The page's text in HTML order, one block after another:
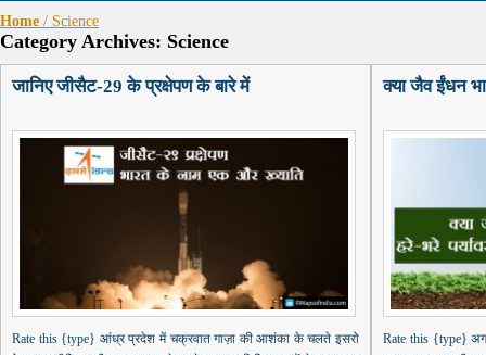
Home / Science
Category Archives: Science
जानिए जीसैट-29 के प्रक्षेपण के बारे में
Rate this {type} आंध्र प्रदेश में चक्रवात गाज़ा की आशंका के चलते इसरो
क्या जैव ईंधन
Rate this {type}